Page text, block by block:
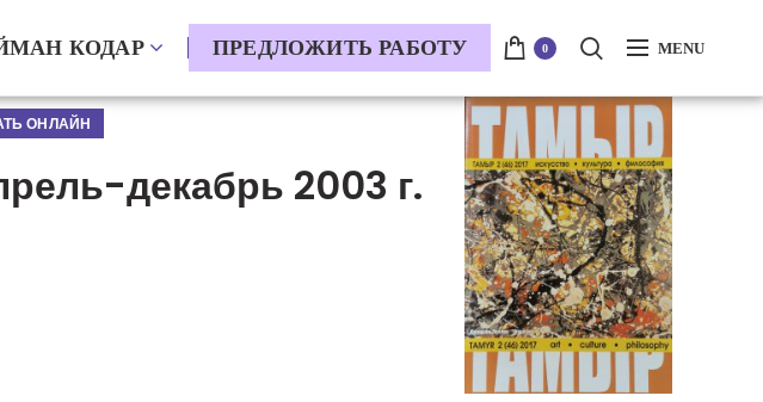
КОДАР ПРЕДЛОЖИТЬ РАБОТУ 0 MENU
ОНЛАЙН
декабрь 2003 г.